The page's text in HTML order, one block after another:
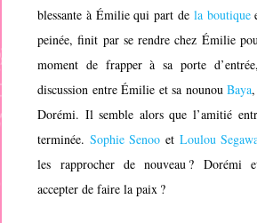
blessante à Émilie qui part de la boutique
peinée, finit par se rendre chez Émilie
moment de frapper à sa porte
discussion entre Émilie et sa nounouBaya
Dorémi. Il semble alors que l’amitié
terminée. Sophie Senoo et Loulou
les rapprocher de nouveau ? Dorémi
accepter de faire la paix ?